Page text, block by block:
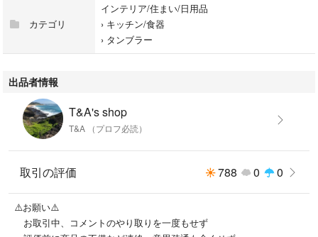
キャップ：3.0x2.5x5.5cm
カップ：9.2x9.2x16.3cm
キャップ：シリコーンゴム
※発送は、緩衝材で保護をし、普通郵便でお送りいたします。
カテゴリ
インテリア/住まい/日用品
› キッチン/食器
› タンブラー
出品者情報
T&A's shop
T&A （プロフ必読）
取引の評価 788 0 0
⚠️お願い⚠️
お取引中、コメントのやり取りを一度もせず